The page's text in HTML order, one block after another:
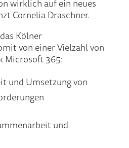
wirklich auf ein neues
Cornelia Draschner.
Kölner
von einer Vielzahl von
Microsoft 365:
und Umsetzung von
und